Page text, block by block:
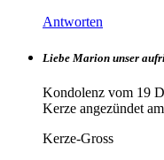
Antworten
Liebe Marion unser
Kondolenz vom 19
Kerze angezündet am
Kerze-Gross